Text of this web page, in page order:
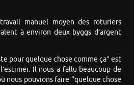
manuel moyen des roturiers
à environ deux byggs d’argent
pour quelque chose comme ça” est
Il nous a fallu beaucoup de
nous pouvions faire “quelque chose